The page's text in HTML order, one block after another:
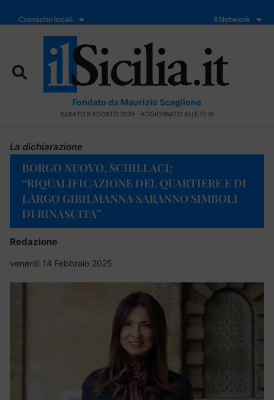
Cronache locali Il Network
Fondato da Maurizio Scaglione
SABATO 8 AGOSTO 2026 - AGGIORNATO ALLE 10:19
La dichiarazione
BORGO NUOVO, SCHILLACI:
“RIQUALIFICAZIONE DEL QUARTIERE E DI
LARGO GIBILMANNA SARANNO SIMBOLI
DI RINASCITA”
Redazione
venerdì 14 Febbraio 2025